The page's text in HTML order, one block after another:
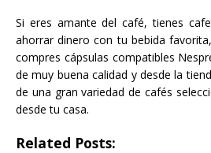
Si eres amante del café, tienes
ahorrar dinero con tu bebida
compres cápsulas compatibles
de muy buena calidad y desde la
de una gran variedad de cafés
desde tu casa.
Related Posts: